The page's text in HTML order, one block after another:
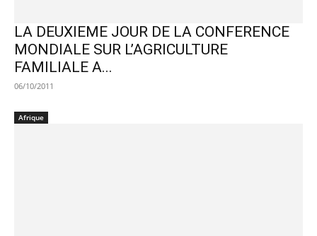
LA DEUXIEME JOUR DE LA CONFERENCE
MONDIALE SUR L’AGRICULTURE
FAMILIALE A...
06/10/2011
Afrique